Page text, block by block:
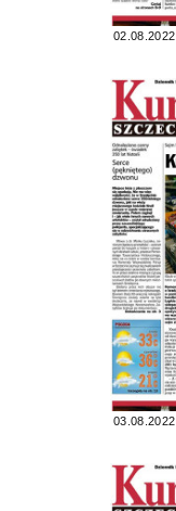
02.08.2022
03.08.2022